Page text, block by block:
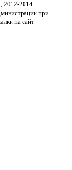
2012-2014
при
на сайт